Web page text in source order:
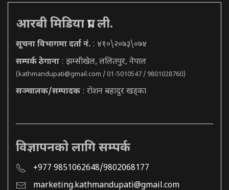
आरबी मिडिया प्रा. ली.
सूचना विभागमा दर्ता नं. : ४१०\२०७३\०७४
सम्पर्क ठेगाना : झम्सीखेल, ललितपुर, नेपाल
(kathmandupati@gmail.com / 01-5010547 / 9801028760)
सञ्चालक/सम्पादक : रोशन बहादुर खड्का
विज्ञापनको लागि सम्पर्क
+977 9851062648/9802068177
marketing.kathmandupati@gmail.com